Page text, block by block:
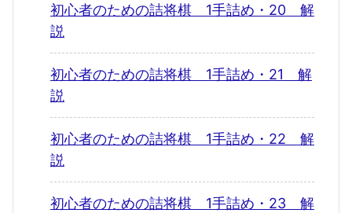
初心者のための詰将棋 1手詰め・20 解
説
初心者のための詰将棋 1手詰め・21 解
説
初心者のための詰将棋 1手詰め・22 解
説
初心者のための詰将棋 1手詰め・23 解